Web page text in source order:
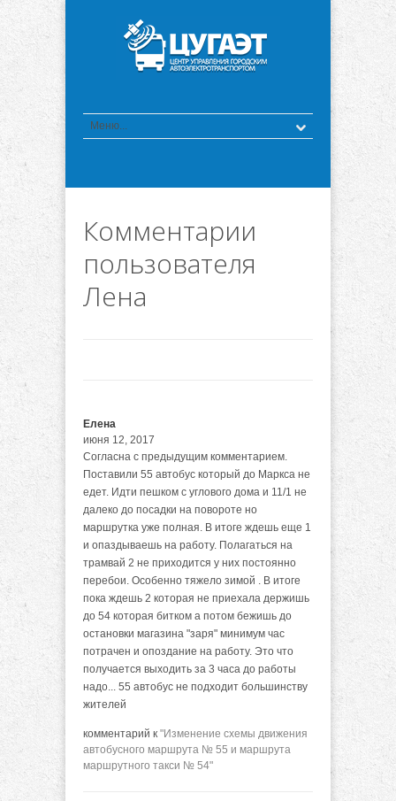
Комментарии
пользователя
Лена
Елена
июня 12, 2017
Согласна с предыдущим комментарием.
Поставили 55 автобус который до Маркса не
едет. Идти пешком с углового дома и 11/1 не
далеко до посадки на повороте но
маршрутка уже полная. В итоге ждешь еще 1
и опаздываешь на работу. Полагаться на
трамвай 2 не приходится у них постоянно
перебои. Особенно тяжело зимой . В итоге
пока ждешь 2 которая не приехала держишь
до 54 которая битком а потом бежишь до
остановки магазина "заря" минимум час
потрачен и опоздание на работу. Это что
получается выходить за 3 часа до работы
надо... 55 автобус не подходит большинству
жителей
комментарий к "Изменение схемы движения
автобусного маршрута № 55 и маршрута
маршрутного такси № 54"